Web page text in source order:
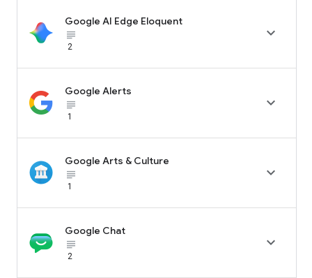
Google AI Edge Eloquent
subject_black
2

Google Alerts
subject_black
1

Google Arts & Culture
subject_black
1

Google Chat
subject_black
2
